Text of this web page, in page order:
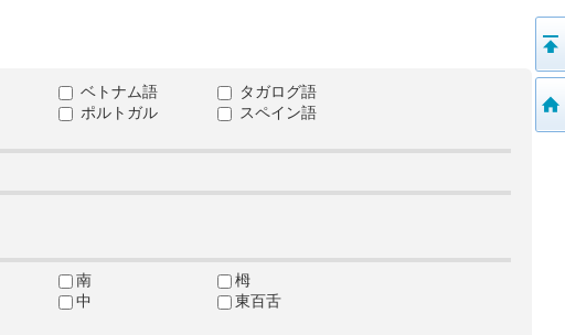
ベトナム語
タガログ語
ポルトガル
スペイン語
南
栂
中
東百舌